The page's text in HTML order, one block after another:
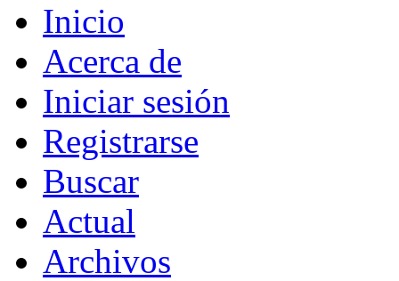
Inicio
Acerca de
Iniciar sesión
Registrarse
Buscar
Actual
Archivos